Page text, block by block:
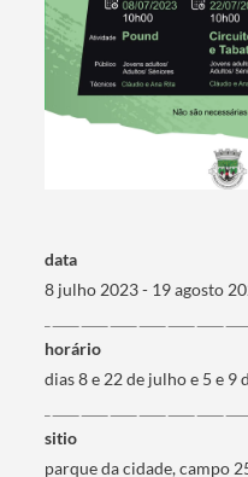
Categorias gerais
Filtros
data
8 julho 2023 - 19 agosto
horário
dias 8 e 22 de julho e 5 e 9
sitio
parque da cidade, campo